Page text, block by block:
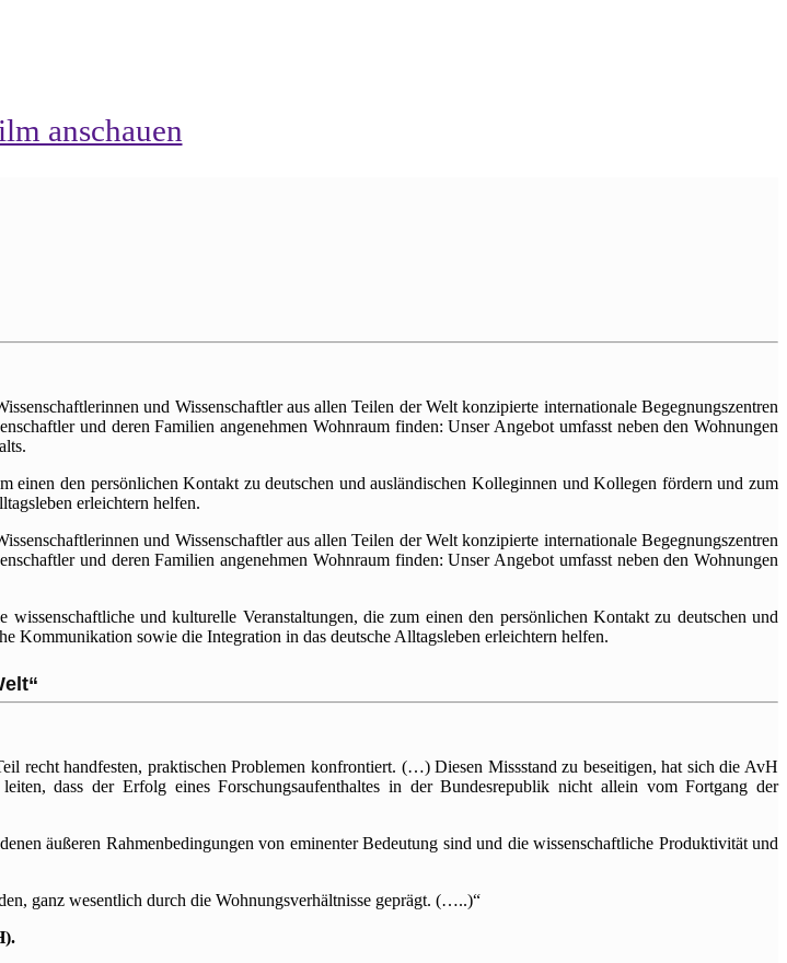
anschauen
und Wissenschaftler aus allen Teilen der Welt konzipierte internationale Begegnungszentren
und deren Familien angenehmen Wohnraum finden: Unser Angebot umfasst neben den Wohnungen
einen den persönlichen Kontakt zu deutschen und ausländischen Kolleginnen und Kollegen fördern und zum
erleichtern helfen.
und Wissenschaftler aus allen Teilen der Welt konzipierte internationale Begegnungszentren
und deren Familien angenehmen Wohnraum finden: Unser Angebot umfasst neben den Wohnungen
und kulturelle Veranstaltungen, die zum einen den persönlichen Kontakt zu deutschen und
Kommunikation sowie die Integration in das deutsche Alltagsleben erleichtern helfen.
recht handfesten, praktischen Problemen konfrontiert. (…) Diesen Missstand zu beseitigen, hat sich die AvH
dass der Erfolg eines Forschungsaufenthaltes in der Bundesrepublik nicht allein vom Fortgang der
äußeren Rahmenbedingungen von eminenter Bedeutung sind und die wissenschaftliche Produktivität und
ganz wesentlich durch die Wohnungsverhältnisse geprägt. (…..)“